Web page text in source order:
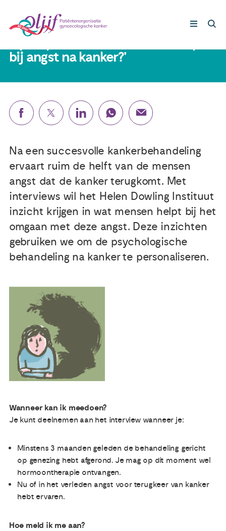
Nieuws
Agenda
Publicaties
Over ons
Contact
Lotgenoten
Leven met/na kanker
Steun ons
13 januari 2025
bij angst na kanker?'
Na een succesvolle kankerbehandeling
ervaart ruim de helft van de mensen
angst dat de kanker terugkomt. Met
interviews wil het Helen Dowling Instituut
inzicht krijgen in wat mensen helpt bij het
omgaan met deze angst. Deze inzichten
gebruiken we om de psychologische
behandeling na kanker te personaliseren.
Wanneer kan ik meedoen?
Je kunt deelnemen aan het interview wanneer je:
Minstens 3 maanden geleden de behandeling gericht
op genezing hebt afgerond. Je mag op dit moment wel
hormoontherapie ontvangen.
Nu of in het verleden angst voor terugkeer van kanker
hebt ervaren.
Hoe meld ik me aan?